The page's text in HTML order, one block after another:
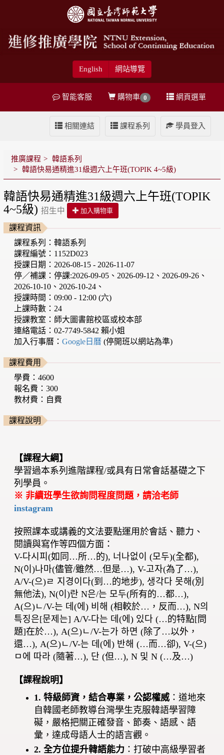
English 網站導覽
網頁選單
購物車 0
智能客服
學員登入
課程系列
相關連結
推廣課程
韓語系列
韓語快易通精進31級週六上午班(TOPIK 4~5級)
韓語快易通精進31級週六上午班(TOPIK
4~5級) 招生中 加入購物車
課程資訊
課程系列：韓語系列
課程編號：1152D023
授課日期：2026-08-15 - 2026-11-07
停／補課：停課:2026-09-05、2026-09-12、2026-09-26、
2026-10-10、2026-10-24、
授課時間：09:00 - 12:00 (六)
上課時數：24
授課教室：師大圖書館校區或校本部
連絡電話：02-7749-5842 賴小姐
加入行事曆：Google日曆(停開班以網站為準)
課程費用
學費：4600
報名費：300
教材費：自費
課程說明
【課程大綱】
學習過本系列進階課程/或具有日常會話基礎之下
列學員。
※ 非續班學生欲詢問程度問題，請洽老師
instagram
按照課本或講義的文法要點運用於會話、聽力、
閱讀與寫作等四個方面：
V-다시피(如同…所…的), 너나없이 (모두)(全都),
N(이)나마(儘管/雖然…但是…), V-고자(為了…),
A/V-(으)ㄹ 지경이다(到…的地步), 생각다 못해(別
無他法), N(이)란 N은/는 모두(所有的…都…),
A(으)ㄴ/V-는 데(에) 비해 (相較於…，反而…), N의
특징은[문제는] A/V-다는 데(에) 있다 (…的特點[問
題]在於…), A(으)ㄴ/V-는가 하면 (除了…以外，
還…), A(으)ㄴ/V-는 데(에) 반해 (…而…卻), V-(으)
ㅁ에 따라 (隨著…), 단 (但…), N 및 N (…及…)
【課程說明】
1. 特級師資，結合專業，公認權威：道地來
自韓國老師教導台灣學生克服韓語學習障
礙，嚴格把關正確發音、節奏、語感、語
彙，達成母語人士的語言觀。
2. 全方位提升韓語能力 ：打破中高級學習者